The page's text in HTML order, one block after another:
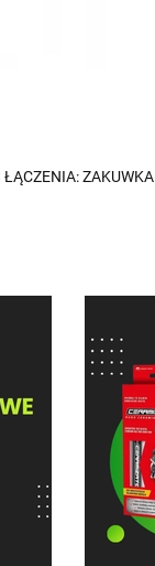
ZAKUWKA